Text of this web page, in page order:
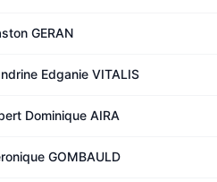
GERAN
Edganie VITALIS
Dominique AIRA
GOMBAULD